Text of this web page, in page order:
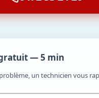
— 5 min
un technicien vous